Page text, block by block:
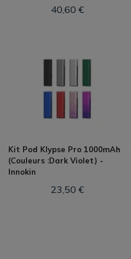
40,60 €
Kit Pod Klypse Pro 1000mAh
(Couleurs :Dark Violet) -
Innokin
23,50 €